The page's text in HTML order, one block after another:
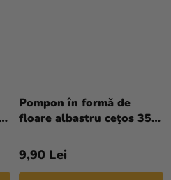
Pompon în formă de
floare albastru ceţos 35
9,90 Lei